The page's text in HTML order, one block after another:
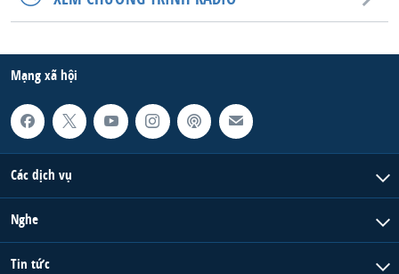
Mạng xã hội
Các dịch vụ
Nghe
Tin tức